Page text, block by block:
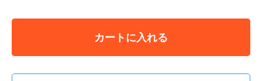
カートに入れる